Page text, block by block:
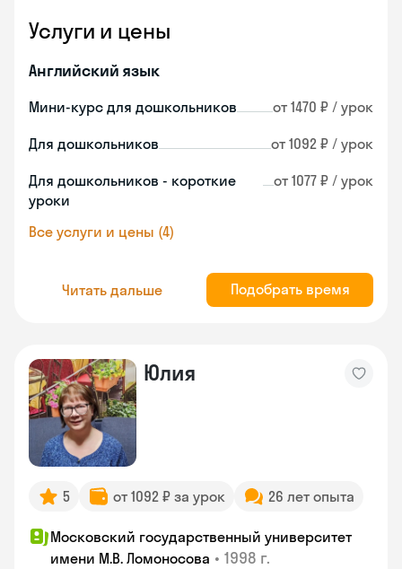
Услуги и цены
Английский язык
Мини-курс для дошкольников от 1470 ₽ / урок
Для дошкольников от 1092 ₽ / урок
Для дошкольников - короткие
уроки
от 1077 ₽ / урок
Все услуги и цены (4)
Читать дальше Подобрать время
Юлия
5 от 1092 ₽ за урок 26 лет опыта
Московский государственный университет
имени М.В. Ломоносова • 1998 г.